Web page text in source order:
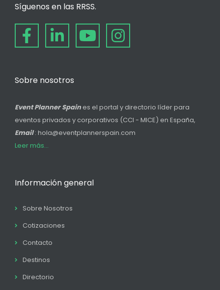
Síguenos en las RRSS.
Sobre nosotros
Event Planner Spain es el portal y directorio líder para
eventos privados y corporativos (CCI - MICE) en España,
Email: hola@eventplannerspain.com
Leer más...
Información general
Sobre Nosotros
Cotizaciones
Contacto
Destinos
Directorio